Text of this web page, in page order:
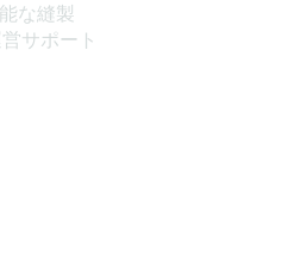
な縫製
サポート